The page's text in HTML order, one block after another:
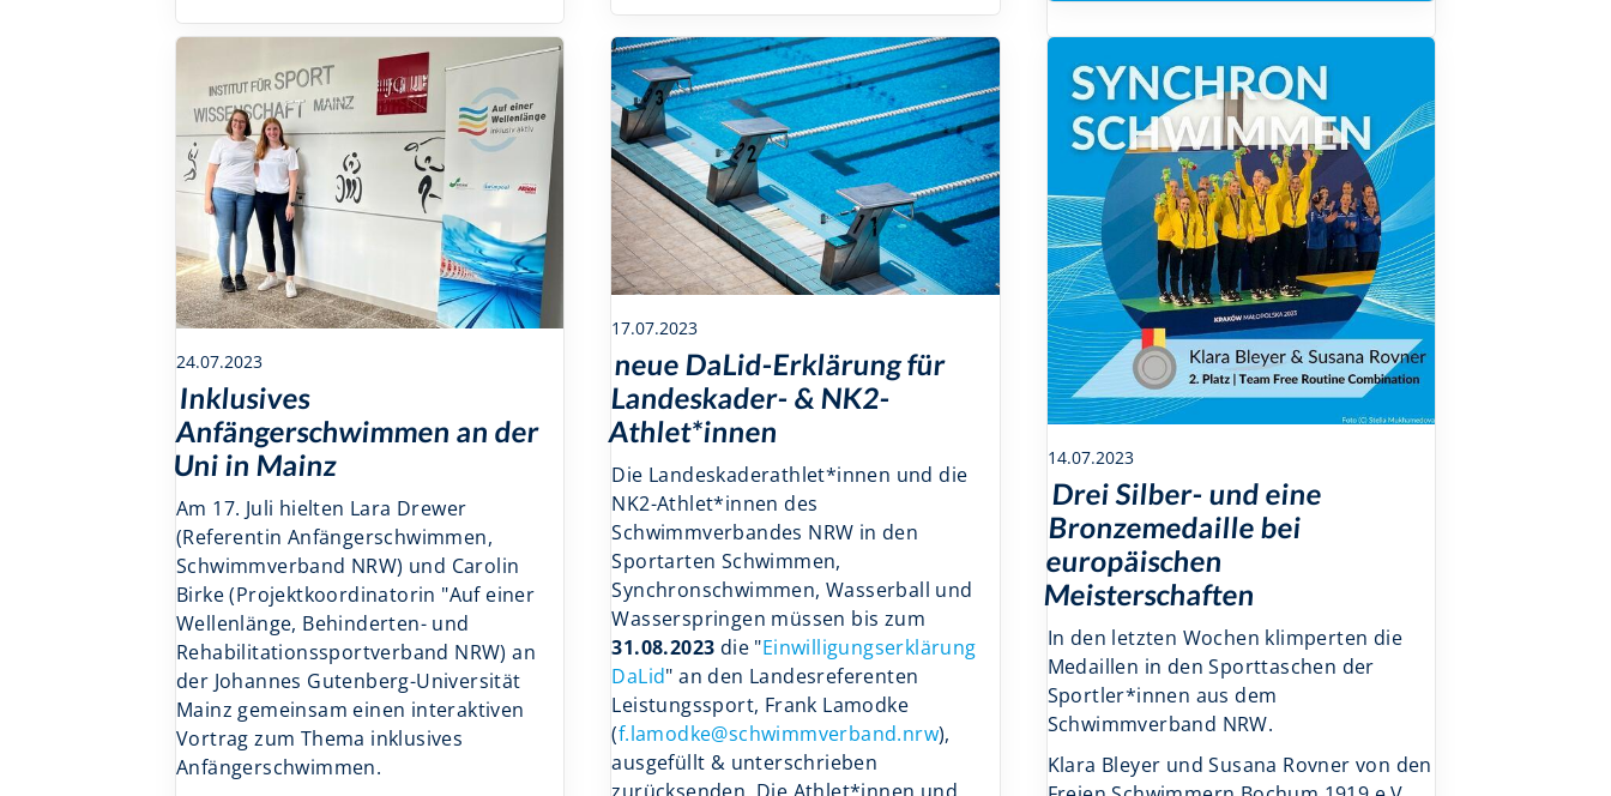
24.07.2023
Inklusives
Anfängerschwimmen an der
Uni in Mainz
Am 17. Juli hielten Lara Drewer
(Referentin Anfängerschwimmen,
Schwimmverband NRW) und Carolin
Birke (Projektkoordinatorin "Auf einer
Wellenlänge, Behinderten- und
Rehabilitationssportverband NRW) an
der Johannes Gutenberg-Universität
Mainz gemeinsam einen interaktiven
Vortrag zum Thema inklusives
Anfängerschwimmen.
17.07.2023
neue DaLid-Erklärung für
Landeskader- & NK2-
Athlet*innen
Die Landeskaderathlet*innen und die
NK2-Athlet*innen des
Schwimmverbandes NRW in den
Sportarten Schwimmen,
Synchronschwimmen, Wasserball und
Wasserspringen müssen bis zum
31.08.2023 die "Einwilligungserklärung
DaLid" an den Landesreferenten
Leistungssport, Frank Lamodke
(f.lamodke@schwimmverband.nrw),
ausgefüllt & unterschrieben
14.07.2023
Drei Silber- und eine
Bronzemedaille bei
europäischen
Meisterschaften
In den letzten Wochen klimperten die
Medaillen in den Sporttaschen der
Sportler*innen aus dem
Schwimmverband NRW.
Klara Bleyer und Susana Rovner von den